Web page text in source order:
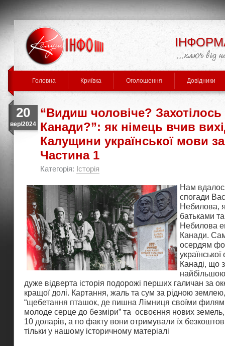
Головна Криївка Оголошення Довідники
20
вер/2024
“Видиш чоловіче?
Канади?”: як німець вчив
Калущини української мови
Частина 1
Категорія: Історія
Нам
спогади
Небилова,
батьками
Небилова
Канади.
осердям
української
Канаді, що
найбільшою
дуже відверта історія подорожі перших галичан за
кращої долі. Картання, жаль та сум за рідною
“щебетання пташок, де пишна Лімниця своїми
молоде серце до безміри” та освоєння нових земель,
10 доларів, а по факту вони отримували їх
тільки у нашому історичному матеріалі